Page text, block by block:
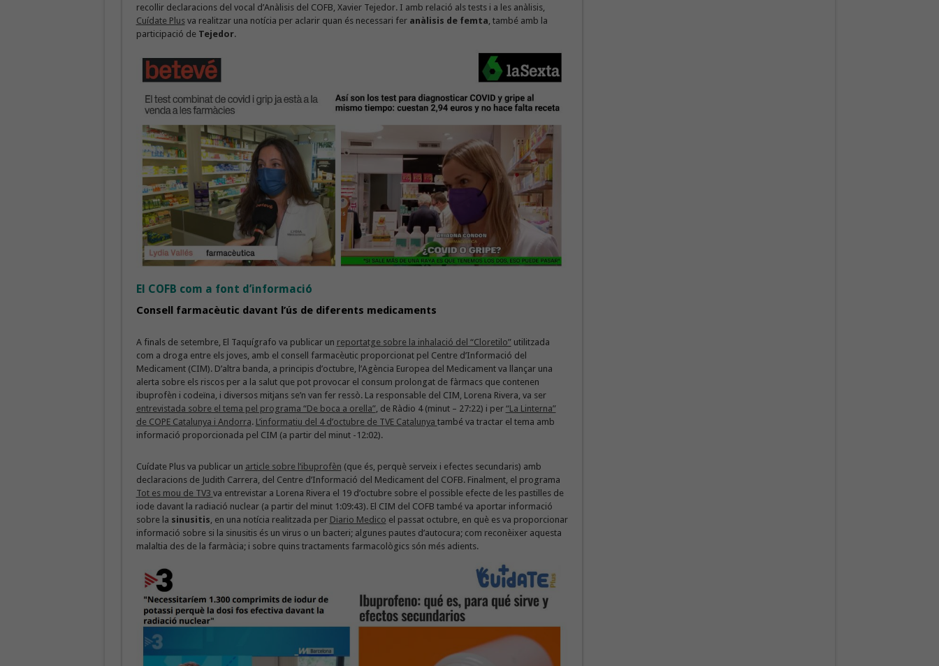
recollir declaracions del vocal d’Anàlisis del COFB, Xavier Tejedor. I amb relació als tests i a les anàlisis,
Cuídate Plusva realitzar una notícia per aclarir quan és necessari fer anàlisis de femta , també amb la
participació de Tejedor.
El COFB com a font d’informació
Consell farmacèutic davant l’ús de diferents medicaments
A finals de setembre, El Taquígrafo va publicar un reportatge sobre la inhalació del “Cloretilo”utilitzada
com a droga entre els joves, amb el consell farmacèutic proporcionat pel Centre d’Informació del
Medicament (CIM). D’altra banda, a principis d’octubre, l’Agència Europea del Medicament va llançar una
alerta sobre els riscos per a la salut que pot provocar el consum prolongat de fàrmacs que contenen
ibuprofèn i codeïna, i diversos mitjans se’n van fer ressò. La responsable del CIM, Lorena Rivera, va ser
entrevistada sobre el tema pel programa “De boca a orella”, de Ràdio 4 (minut – 27:22) i per “La Linterna”
de COPE Catalunya i Andorra. L’informatiu del 4 d’octubre de TVE Catalunya també va tractar el tema amb
informació proporcionada pel CIM (a partir del minut -12:02).
Cuídate Plus va publicar un article sobre l’ibuprofèn (que és, perquè serveix i efectes secundaris) amb
declaracions de Judith Carrera, del Centre d’Informació del Medicament del COFB. Finalment, el programa
Tot es mou de TV3 va entrevistar a Lorena Rivera el 19 d’octubre sobre el possible efecte de les pastilles de
iode davant la radiació nuclear (a partir del minut 1:09:43). El CIM del COFB també va aportar informació
sobre la sinusitis, en una notícia realitzada per Diario Medico el passat octubre, en què es va proporcionar
informació sobre si la sinusitis és un virus o un bacteri; algunes pautes d’autocura; com reconèixer aquesta
malaltia des de la farmàcia; i sobre quins tractaments farmacològics són més adients.